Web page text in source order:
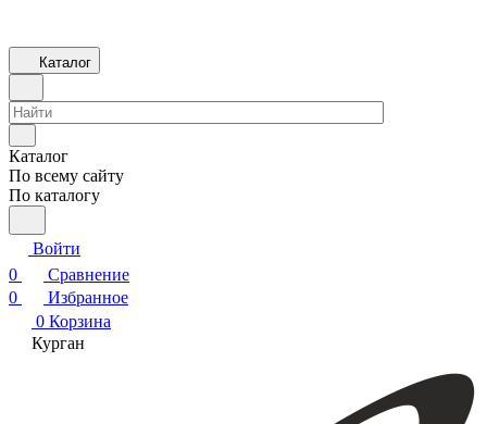
Каталог
Каталог
По всему сайту
По каталогу
Войти
0
Сравнение
0
Избранное
0 Корзина
Курган